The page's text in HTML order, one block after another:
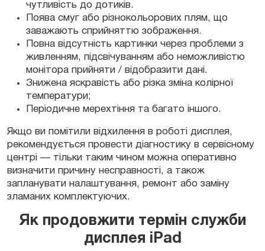
чутливість до дотиків.
Поява смуг або різнокольорових плям, що
заважають сприйняттю зображення.
Повна відсутність картинки через проблеми з
живленням, підсвічуванням або неможливістю
монітора прийняти / відобразити дані.
Знижена яскравість або різка зміна колірної
температури;
Періодичне мерехтіння та багато іншого.
Якщо ви помітили відхилення в роботі дисплея,
рекомендується провести діагностику в сервісному
центрі — тільки таким чином можна оперативно
визначити причину несправності, а також
запланувати налаштування, ремонт або заміну
зламаних комплектуючих.
Як продовжити термін служби
дисплея iPad